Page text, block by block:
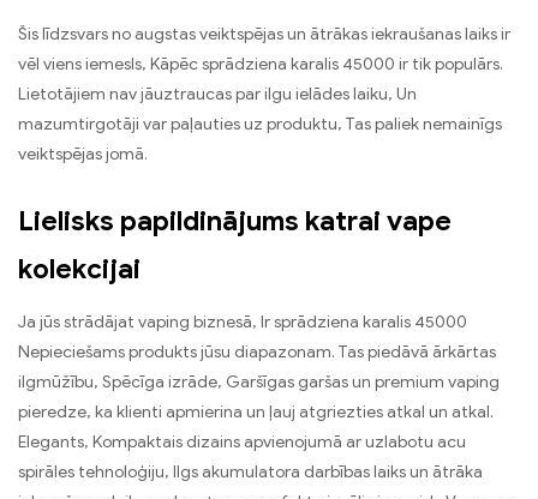
Šis līdzsvars no augstas veiktspējas un ātrākas iekraušanas laiks ir
vēl viens iemesls, Kāpēc sprādziena karalis 45000 ir tik populārs.
Lietotājiem nav jāuztraucas par ilgu ielādes laiku, Un
mazumtirgotāji var paļauties uz produktu, Tas paliek nemainīgs
veiktspējas jomā.
Lielisks papildinājums katrai vape
kolekcijai
Ja jūs strādājat vaping biznesā, Ir sprādziena karalis 45000
Nepieciešams produkts jūsu diapazonam. Tas piedāvā ārkārtas
ilgmūžību, Spēcīga izrāde, Garšīgas garšas un premium vaping
pieredze, ka klienti apmierina un ļauj atgriezties atkal un atkal.
Elegants, Kompaktais dizains apvienojumā ar uzlabotu acu
spirāles tehnoloģiju, Ilgs akumulatora darbības laiks un ātrāka